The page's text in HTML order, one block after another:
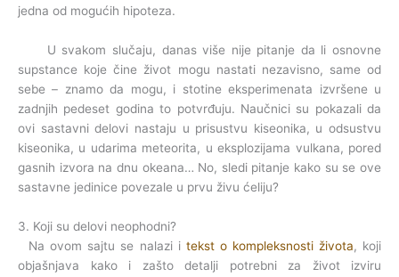
jedna od mogućih hipoteza.
U svakom slučaju, danas više nije pitanje da li osnovne
supstance koje čine život mogu nastati nezavisno, same od
sebe – znamo da mogu, i stotine eksperimenata izvršene u
zadnjih pedeset godina to potvrđuju. Naučnici su pokazali da
ovi sastavni delovi nastaju u prisustvu kiseonika, u odsustvu
kiseonika, u udarima meteorita, u eksplozijama vulkana, pored
gasnih izvora na dnu okeana… No, sledi pitanje kako su se ove
sastavne jedinice povezale u prvu živu ćeliju?
3. Koji su delovi neophodni?
Na ovom sajtu se nalazi i tekst o kompleksnosti života, koji
objašnjava kako i zašto detalji potrebni za život izviru